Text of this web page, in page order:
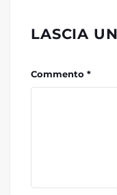
LASCIA
Commento *